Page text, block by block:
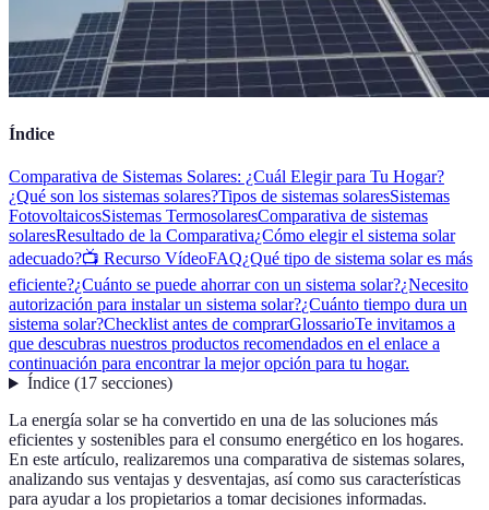
Índice
Comparativa de Sistemas Solares: ¿Cuál Elegir para Tu Hogar?
¿Qué son los sistemas solares?Tipos de sistemas solaresSistemas
FotovoltaicosSistemas TermosolaresComparativa de sistemas
solaresResultado de la Comparativa¿Cómo elegir el sistema solar
adecuado?📺 Recurso VídeoFAQ¿Qué tipo de sistema solar es más
eficiente?¿Cuánto se puede ahorrar con un sistema solar?¿Necesito
autorización para instalar un sistema solar?¿Cuánto tiempo dura un
sistema solar?Checklist antes de comprarGlossarioTe invitamos a
que descubras nuestros productos recomendados en el enlace a
continuación para encontrar la mejor opción para tu hogar.
Índice(17 secciones)
La energía solar se ha convertido en una de las soluciones más
eficientes y sostenibles para el consumo energético en los hogares.
En este artículo, realizaremos una comparativa de sistemas solares,
analizando sus ventajas y desventajas, así como sus características
para ayudar a los propietarios a tomar decisiones informadas.